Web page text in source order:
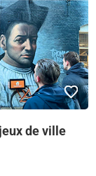
de ville